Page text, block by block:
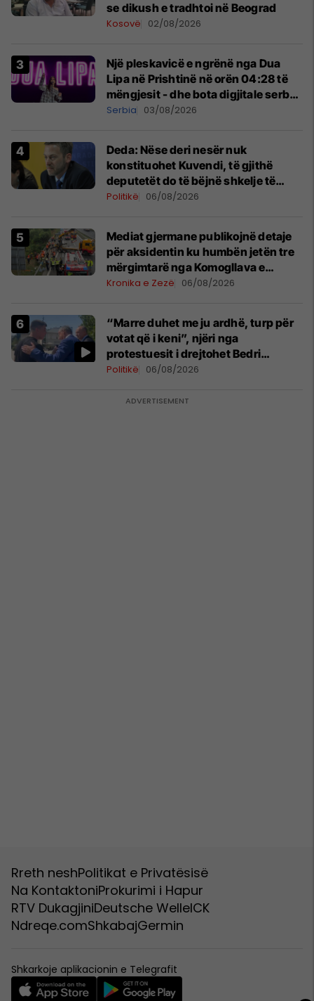
se dikush e tradhtoi në Beograd
Kosovë 02/08/2026
Një pleskavicë e ngrënë nga Dua
Lipa në Prishtinë në orën 04:28 të
mëngjesit - dhe bota digjitale serbe
shpall gjendjen e luftës
Serbia 03/08/2026
Deda: Nëse deri nesër nuk
konstituohet Kuvendi, të gjithë
deputetët do të bëjnë shkelje të
rëndë kushtetuese
Politikë 06/08/2026
Mediat gjermane publikojnë detaje
për aksidentin ku humbën jetën tre
mërgimtarë nga Komogllava e
Ferizajt
Kronika e Zezë 06/08/2026
“Marre duhet me ju ardhë, turp për
votat që i keni”, njëri nga
protestuesit i drejtohet Bedri
Hamzës
Politikë 06/08/2026
Rreth neshPolitikat e Privatësisë
Na KontaktoniProkurimi i Hapur
RTV DukagjiniDeutsche WelleICK
Ndreqe.comShkabajGermin
Shkarkoje aplikacionin e Telegrafit